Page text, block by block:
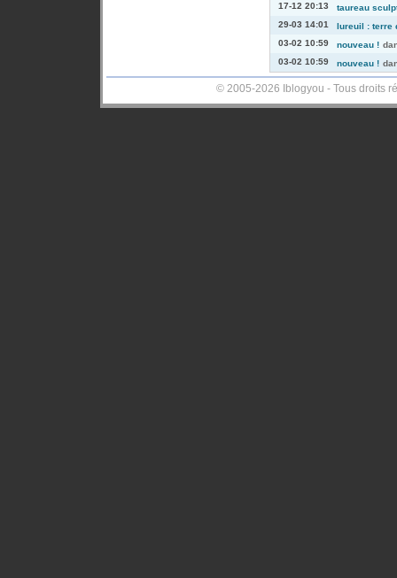
17-12 20:13
taureau
29-03 14:01
lureuil : terre
03-02 10:59
nouveau !
03-02 10:59
nouveau !
© 2005-2026 Iblogyou - Tous droits